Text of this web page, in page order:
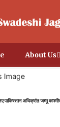
About Us
पाकिस्तान अधिक्रांत जम्मू